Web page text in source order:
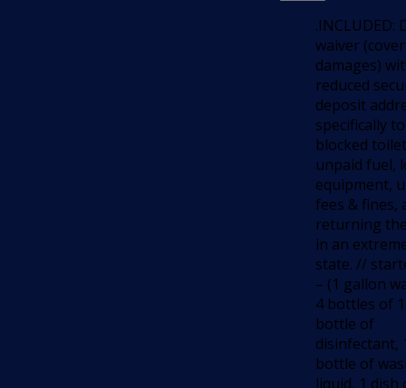
.INCLUDED:
waiver
damages)
reduced
deposit
specifically to
blocked
unpaid fuel,
equipment,
fees & fines,
returning
in an
state. //
– (1 gallon
4 bottles of
bottle of
disinfectant,
bottle of
liquid, 1 dish